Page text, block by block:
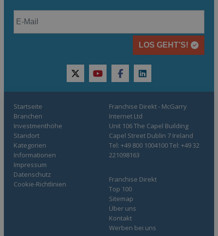
LOS GEHT’S!
twitteryoutubefacebooklinkedin
Startseite
Branchen
Investmenthöhe
Standort
Kategorien
Informationen
Franchise Direkt
Top 100
Sitemap
Über uns
Kontakt
Werben bei uns
Impressum
Datenschutz
Cookie-Richtlinien
Franchise Direkt - McGarry
Internet Ltd
Unit 106 The Capel Building
Capel Street Dublin 7 Ireland
Tel: +49 800 1004100 Tel: +49 32
221098163